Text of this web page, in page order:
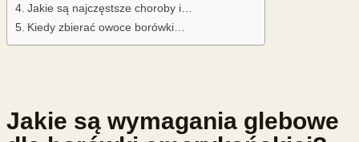
Jakie są najczęstsze choroby i…
Kiedy zbierać owoce borówki…
Jakie są wymagania glebowe